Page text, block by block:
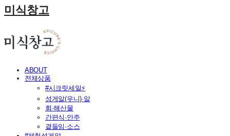
미식창고
ABOUT
전체상품
#시크릿세일⚡
성게알(우니)·알
회·해산물
간편식·안주
곁들임·소스